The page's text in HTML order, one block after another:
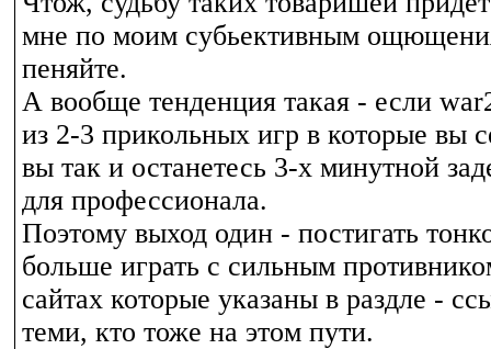
мне по моим субьективным
пеняйте.
А вообще тенденция такая - если
из 2-3 прикольных игр в которые вы
вы так и останетесь 3-x минутной
для профессионала.
Поэтому выход один - постигать
больше играть с сильным
сайтах которые указаны в раздле -
теми, кто тоже на этом пути.